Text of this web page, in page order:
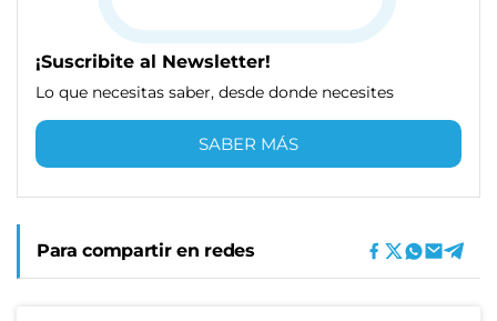
¡Suscribite al Newsletter!
Lo que necesitas saber, desde donde necesites
SABER MÁS
Para compartir en redes